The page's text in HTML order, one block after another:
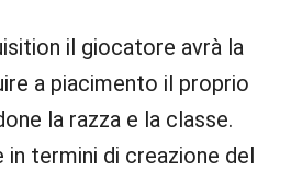
il giocatore avrà la
a piacimento il proprio
la razza e la classe.
termini di creazione del